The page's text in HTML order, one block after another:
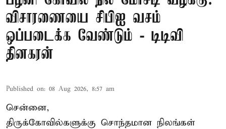
விசாரணையை சிபிஐ வசம்
ஒப்படைக்க வேண்டும் - டிடிவி
தினகரன்
Published on: 08 Aug 2026, 8:57 am
சென்னை,
திருக்கோவில்களுக்கு சொந்தமான நிலங்கள்